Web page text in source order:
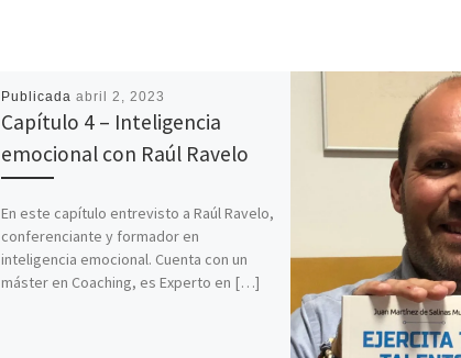
Publicada abril 2, 2023
Capítulo 4 – Inteligencia
emocional con Raúl Ravelo
En este capítulo entrevisto a Raúl Ravelo,
conferenciante y formador en
inteligencia emocional. Cuenta con un
máster en Coaching, es Experto en […]